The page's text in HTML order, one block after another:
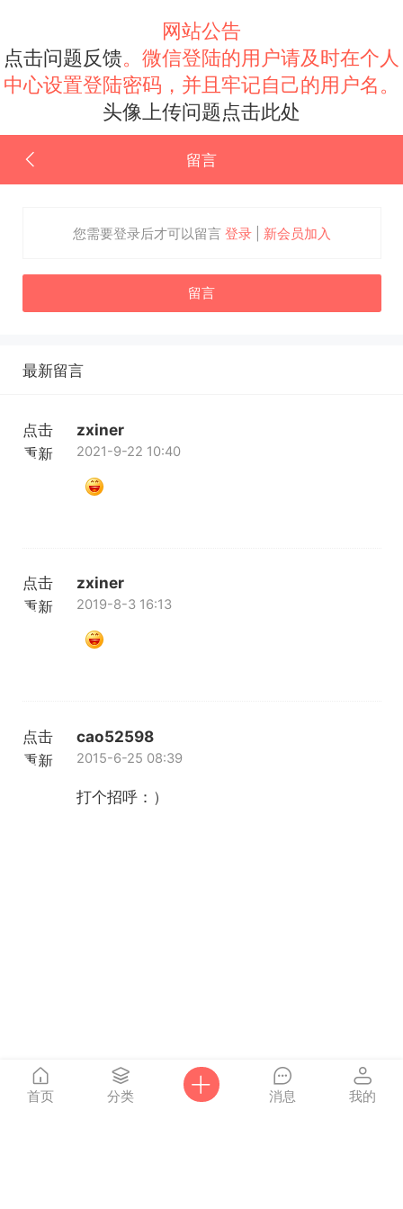
网站公告
点击问题反馈。微信登陆的用户请及时在个人
中心设置登陆密码，并且牢记自己的用户名。
头像上传问题点击此处
留言
您需要登录后才可以留言 登录| 新会员加入
留言
最新留言
点击
重新
zxiner
2021-9-22 10:40
点击
重新
zxiner
2019-8-3 16:13
点击
重新
cao52598
2015-6-25 08:39
打个招呼：）
首页 分类 消息 我的